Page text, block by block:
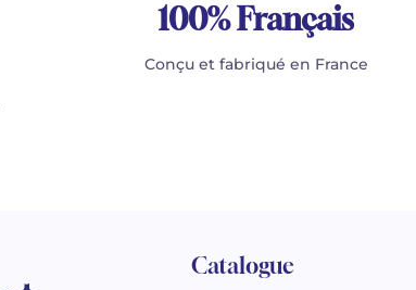
100% Français
Conçu et fabriqué en France
Catalogue